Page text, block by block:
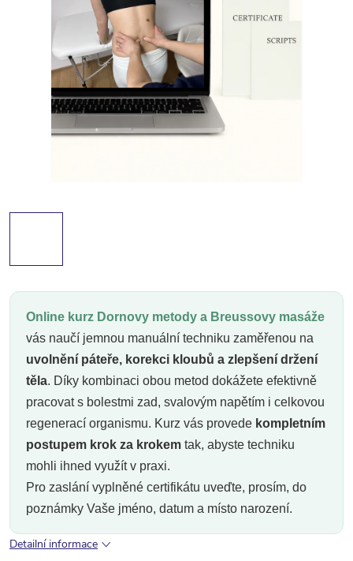
Online kurz Dornovy metody a Breussovy masáže
vás naučí jemnou manuální techniku zaměřenou na
uvolnění páteře, korekci kloubů a zlepšení držení
těla. Díky kombinaci obou metod dokážete efektivně
pracovat s bolestmi zad, svalovým napětím i celkovou
regenerací organismu. Kurz vás provede kompletním
postupem krok za krokem tak, abyste techniku
mohli ihned využít v praxi.
Pro zaslání vyplněné certifikátu uveďte, prosím, do
poznámky Vaše jméno, datum a místo narození.
Detailní informace